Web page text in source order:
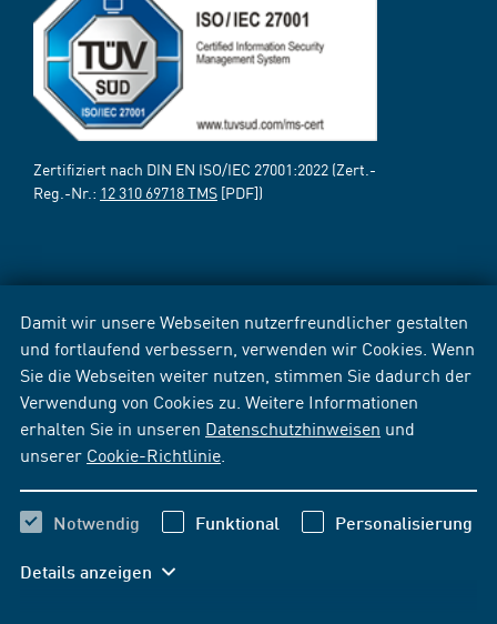
Damit wir unsere Webseiten nutzerfreundlicher gestalten
und fortlaufend verbessern, verwenden wir Cookies. Wenn
Sie die Webseiten weiter nutzen, stimmen Sie dadurch der
Verwendung von Cookies zu. Weitere Informationen
erhalten Sie in unseren Datenschutzhinweisen und
unserer Cookie-Richtlinie
Notwendig Funktional Personalisierung
Details anzeigen
Zertifiziert nach DIN EN ISO/IEC 27001:2022 (Zert.-
Reg.-Nr.: 12 310 69718 TMS [PDF])